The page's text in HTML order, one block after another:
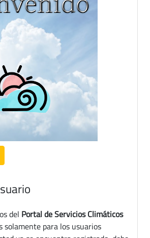
del Portal de Servicios Climáticos
solamente para los usuarios